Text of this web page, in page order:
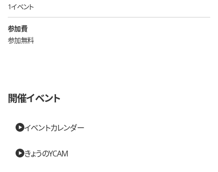
1イベント
参加費
参加無料
開催イベント
イベントカレンダー
きょうのYCAM